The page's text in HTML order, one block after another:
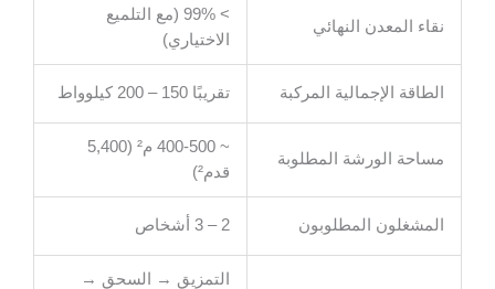
نقاء المعدن النهائي
> 99% (مع التلميع
الاختياري)
الطاقة الإجمالية المركبة تقريبًا 150 – 200 كيلوواط
مساحة الورشة المطلوبة
~ 400-500 م² (5,400
قدم²)
المشغلون المطلوبون 2 – 3 أشخاص
التمزيق → السحق →